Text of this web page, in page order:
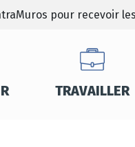
pour recevoir
TRAVAILLER